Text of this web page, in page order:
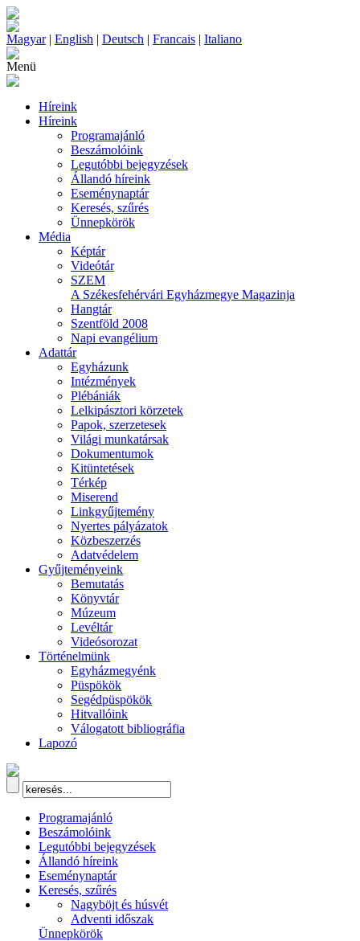
Magyar| English | Deutsch | Francais | Italiano
Menü
Híreink
Híreink
Programajánló
Beszámolóink
Legutóbbi bejegyzések
Állandó híreink
Eseménynaptár
Keresés, szűrés
Ünnepkörök
Média
Képtár
Videótár
SZEM
A Székesfehérvári Egyházmegye Magazinja
Hangtár
Szentföld 2008
Napi evangélium
Adattár
Egyházunk
Intézmények
Plébániák
Lelkipásztori körzetek
Papok, szerzetesek
Világi munkatársak
Dokumentumok
Kitüntetések
Térkép
Miserend
Linkgyűjtemény
Nyertes pályázatok
Közbeszerzés
Adatvédelem
Gyűjteményeink
Bemutatás
Könyvtár
Múzeum
Levéltár
Videósorozat
Történelmünk
Egyházmegyénk
Püspökök
Segédpüspökök
Hitvallóink
Válogatott bibliográfia
Lapozó
Programajánló
Beszámolóink
Legutóbbi bejegyzések
Állandó híreink
Eseménynaptár
Keresés, szűrés
Nagyböjt és húsvét
Adventi időszak
Ünnepkörök